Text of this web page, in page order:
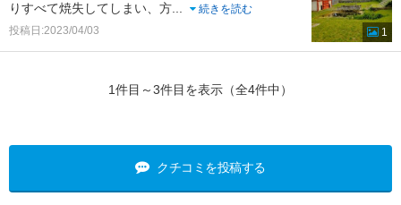
りすべて焼失してしまい、方
続きを読む
投稿日:2023/04/03
1
1件目～3件目を表示（全4件中）
クチコミを投稿する